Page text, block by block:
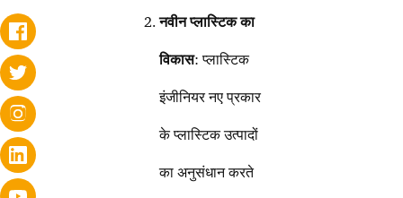
नवीन प्लास्टिक का
विकास: प्लास्टिक
इंजीनियर नए प्रकार
के प्लास्टिक उत्पादों
का अनुसंधान करते